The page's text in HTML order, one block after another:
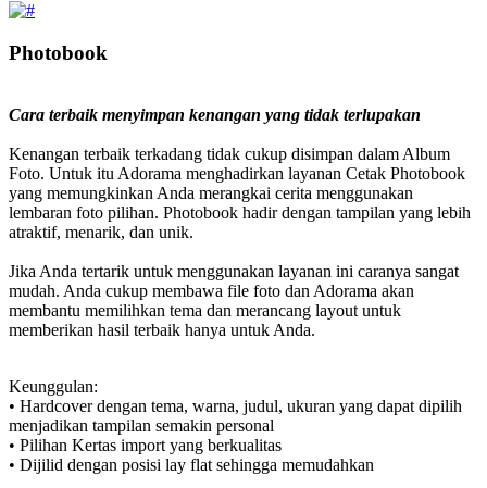
Photobook
Cara terbaik menyimpan kenangan yang tidak terlupakan
Kenangan terbaik terkadang tidak cukup disimpan dalam Album
Foto. Untuk itu Adorama menghadirkan layanan Cetak Photobook
yang memungkinkan Anda merangkai cerita menggunakan
lembaran foto pilihan. Photobook hadir dengan tampilan yang lebih
atraktif, menarik, dan unik.
Jika Anda tertarik untuk menggunakan layanan ini caranya sangat
mudah. Anda cukup membawa file foto dan Adorama akan
membantu memilihkan tema dan merancang layout untuk
memberikan hasil terbaik hanya untuk Anda.
Keunggulan:
• Hardcover dengan tema, warna, judul, ukuran yang dapat dipilih
menjadikan tampilan semakin personal
• Pilihan Kertas import yang berkualitas
• Dijilid dengan posisi lay flat sehingga memudahkan